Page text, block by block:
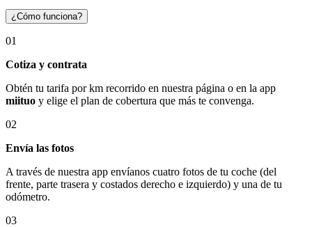
¿Cómo funciona?
01
Cotiza y contrata
Obtén tu tarifa por km recorrido en nuestra página o en la app
miituo y elige el plan de cobertura que más te convenga.
02
Envía las fotos
A través de nuestra app envíanos cuatro fotos de tu coche (del
frente, parte trasera y costados derecho e izquierdo) y una de tu
odómetro.
03